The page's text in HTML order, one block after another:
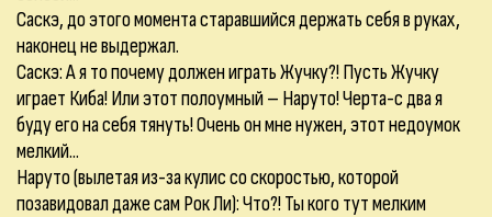
Саскэ, до этого момента старавшийся держать себя в руках,
наконец не выдержал.
Саскэ: А я то почему должен играть Жучку?! Пусть Жучку
играет Киба! Или этот полоумный – Наруто! Черта-с два я
буду его на себя тянуть! Очень он мне нужен, этот недоумок
мелкий...
Наруто (вылетая из-за кулис со скоростью, которой
позавидовал даже сам Рок Ли): Что?! Ты кого тут мелким